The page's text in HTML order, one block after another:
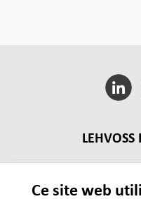
Ce site web